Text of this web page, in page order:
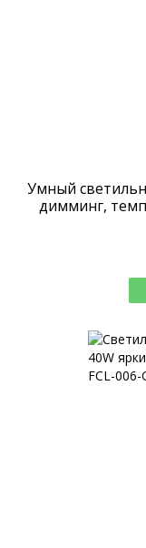
Умный
димминг,